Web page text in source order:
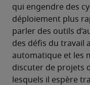
qui engendre des
déploiement plus
parler des outils
des défis du travail
automatique et les
discuter de projets
lesquels il espère